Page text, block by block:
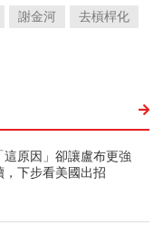
謝金河
去槓桿化
原因」卻讓盧布更強
下步看美國出招